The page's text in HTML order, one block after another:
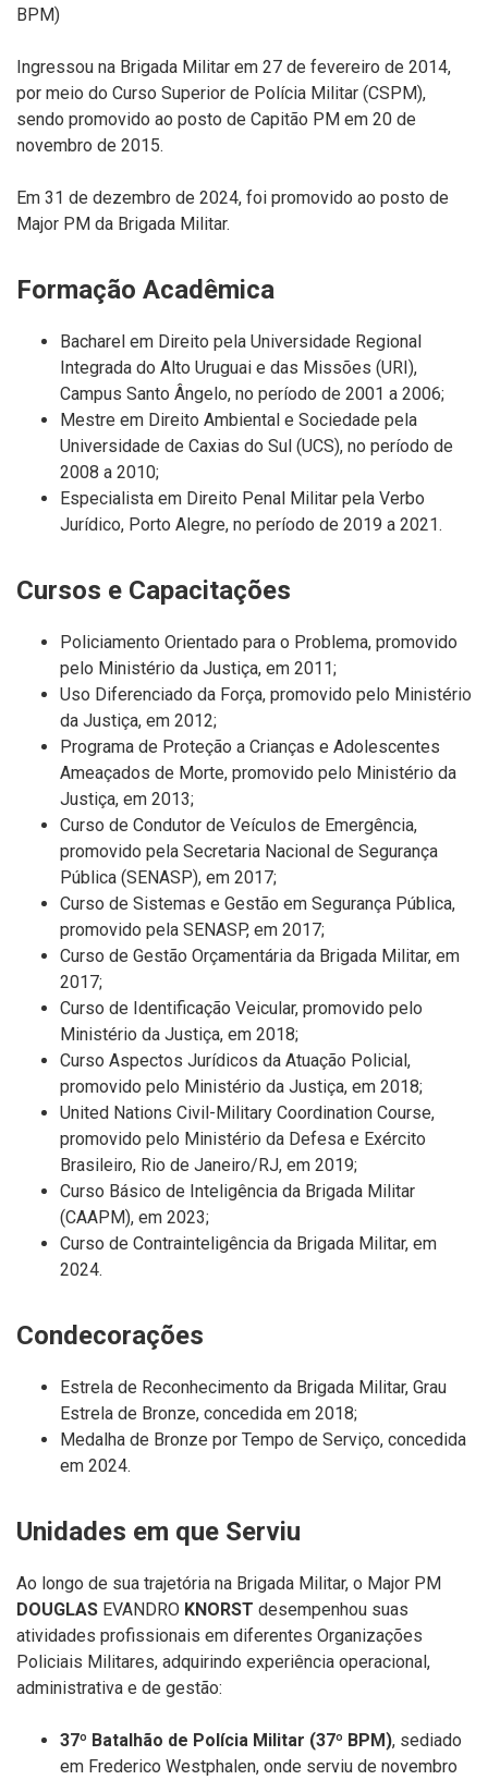
BPM)
Ingressou na Brigada Militar em 27 de fevereiro de 2014,
por meio do Curso Superior de Polícia Militar (CSPM),
sendo promovido ao posto de Capitão PM em 20 de
novembro de 2015.
Em 31 de dezembro de 2024, foi promovido ao posto de
Major PM da Brigada Militar.
Formação Acadêmica
Bacharel em Direito pela Universidade Regional
Integrada do Alto Uruguai e das Missões (URI),
Campus Santo Ângelo, no período de 2001 a 2006;
Mestre em Direito Ambiental e Sociedade pela
Universidade de Caxias do Sul (UCS), no período de
2008 a 2010;
Especialista em Direito Penal Militar pela Verbo
Jurídico, Porto Alegre, no período de 2019 a 2021.
Cursos e Capacitações
Policiamento Orientado para o Problema, promovido
pelo Ministério da Justiça, em 2011;
Uso Diferenciado da Força, promovido pelo Ministério
da Justiça, em 2012;
Programa de Proteção a Crianças e Adolescentes
Ameaçados de Morte, promovido pelo Ministério da
Justiça, em 2013;
Curso de Condutor de Veículos de Emergência,
promovido pela Secretaria Nacional de Segurança
Pública (SENASP), em 2017;
Curso de Sistemas e Gestão em Segurança Pública,
promovido pela SENASP, em 2017;
Curso de Gestão Orçamentária da Brigada Militar, em
2017;
Curso de Identificação Veicular, promovido pelo
Ministério da Justiça, em 2018;
Curso Aspectos Jurídicos da Atuação Policial,
promovido pelo Ministério da Justiça, em 2018;
United Nations Civil-Military Coordination Course,
promovido pelo Ministério da Defesa e Exército
Brasileiro, Rio de Janeiro/RJ, em 2019;
Curso Básico de Inteligência da Brigada Militar
(CAAPM), em 2023;
Curso de Contrainteligência da Brigada Militar, em
2024.
Condecorações
Estrela de Reconhecimento da Brigada Militar, Grau
Estrela de Bronze, concedida em 2018;
Medalha de Bronze por Tempo de Serviço, concedida
em 2024.
Unidades em que Serviu
Ao longo de sua trajetória na Brigada Militar, o Major PM
DOUGLAS EVANDRO KNORST desempenhou suas
atividades profissionais em diferentes Organizações
Policiais Militares, adquirindo experiência operacional,
administrativa e de gestão:
37º Batalhão de Polícia Militar (37º BPM), sediado
em Frederico Westphalen, onde serviu de novembro